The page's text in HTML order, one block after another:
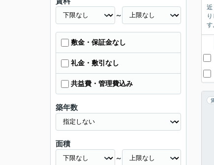
近
す
～
敷金・保証金なし
礼金・敷引なし
共益費・管理費込み
築年数
面積
～